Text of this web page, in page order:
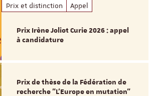
Prix et distinction Appel
Prix Irène Joliot Curie 2026 : appel
à candidature
Prix de thèse de la Fédération de
recherche "L’Europe en mutation"